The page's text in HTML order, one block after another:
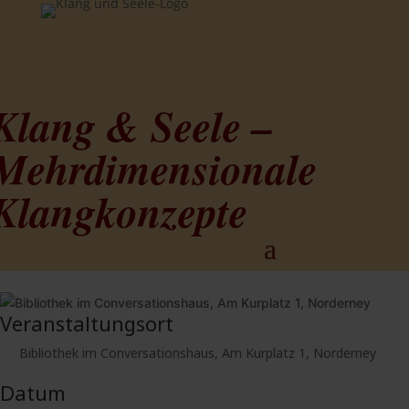
& Seele –
Veranstaltungsort
Bibliothek im Conversationshaus, Am Kurplatz 1, Norderney
Datum